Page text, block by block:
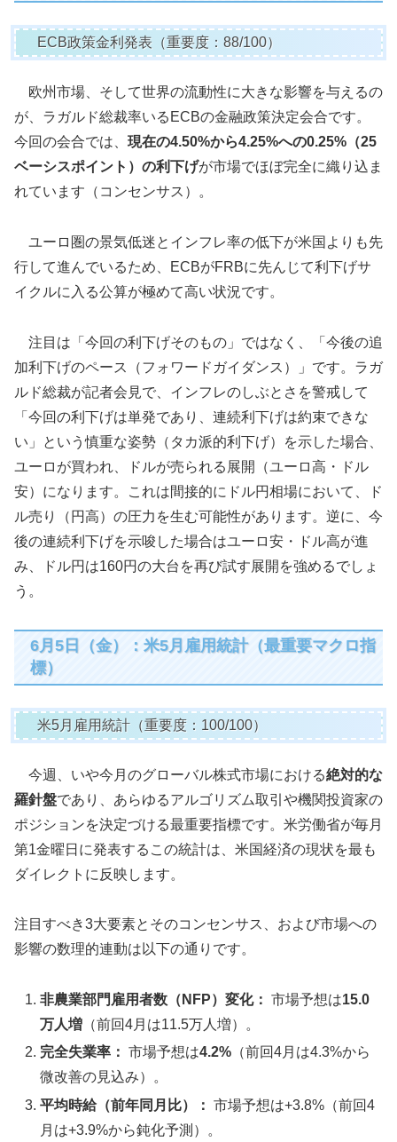
ECB政策金利発表（重要度：88/100）
欧州市場、そして世界の流動性に大きな影響を与えるの
が、ラガルド総裁率いるECBの金融政策決定会合です。
今回の会合では、 現在の4.50%から4.25%への0.25%（25
ベーシスポイント）の利下げが市場でほぼ完全に織り込ま
れています（コンセンサス）。
ユーロ圏の景気低迷とインフレ率の低下が米国よりも先
行して進んでいるため、ECBがFRBに先んじて利下げサ
イクルに入る公算が極めて高い状況です。
注目は「今回の利下げそのもの」ではなく、「今後の追
加利下げのペース（フォワードガイダンス）」です。ラガ
ルド総裁が記者会見で、インフレのしぶとさを警戒して
「今回の利下げは単発であり、連続利下げは約束できな
い」という慎重な姿勢（タカ派的利下げ）を示した場合、
ユーロが買われ、ドルが売られる展開（ユーロ高・ドル
安）になります。これは間接的にドル円相場において、ド
ル売り（円高）の圧力を生む可能性があります。逆に、今
後の連続利下げを示唆した場合はユーロ安・ドル高が進
み、ドル円は160円の大台を再び試す展開を強めるでしょ
う。
6月5日（金）：米5月雇用統計（最重要マクロ指
標）
米5月雇用統計（重要度：100/100）
今週、いや今月のグローバル株式市場における絶対的な
羅針盤であり、あらゆるアルゴリズム取引や機関投資家の
ポジションを決定づける最重要指標です。米労働省が毎月
第1金曜日に発表するこの統計は、米国経済の現状を最も
ダイレクトに反映します。
注目すべき3大要素とそのコンセンサス、および市場への
影響の数理的連動は以下の通りです。
非農業部門雇用者数（NFP）変化： 市場予想は15.0
万人増 （前回4月は11.5万人増）。
完全失業率： 市場予想は4.2% （前回4月は4.3%から
微改善の見込み）。
平均時給（前年同月比）： 市場予想は+3.8%（前回4
月は+3.9%から鈍化予測）。